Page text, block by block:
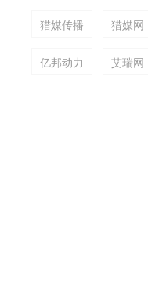
猎媒传播 猎媒网
亿邦动力 艾瑞网